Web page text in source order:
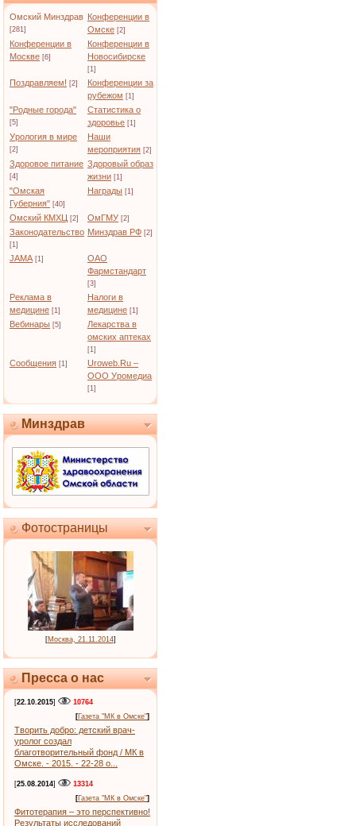
Омский Минздрав
[281]
Конференции в
Омске [2]
Конференции в
Москве [6]
Конференции в
Новосибирске
[1]
Поздравляем! [2]
Конференции за
рубежом [1]
"Родные города"
[5]
Статистика о
здоровье [1]
Урология в мире
[2]
Наши
мероприятия [2]
Здоровое питание
[4]
Здоровый образ
жизни [1]
"Омская
Губерния" [40]
Награды [1]
Омский КМХЦ [2] ОмГМУ [2]
Законодательство
[1]
Минздрав РФ [2]
JAMA [1]
ОАО
Фармстандарт
[3]
Реклама в
медицине [1]
Налоги в
медицине [1]
Вебинары [5]
Лекарства в
омских аптеках
[1]
Сообщения [1]
Uroweb.Ru –
ООО Уромедиа
[1]
Минздрав
Фотостраницы
[Москва, 21.11.2014]
Пресса о нас
[22.10.2015]
10764
[Газета "МК в Омске"]
Творить добро: детский врач-
уролог создал
благотворительный фонд / МК в
Омске. - 2015. - 22-28 о...
[25.08.2014]
13314
[Газета "МК в Омске"]
Фитотерапия – это перспективно!
Результаты исследований